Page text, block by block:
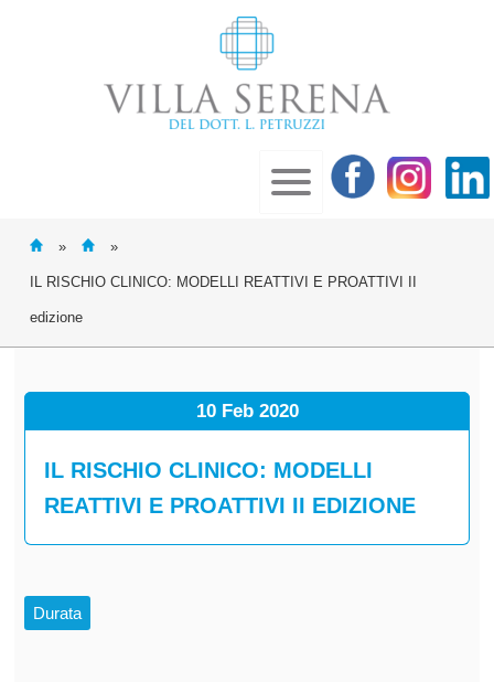
» »
IL RISCHIO CLINICO: MODELLI REATTIVI E PROATTIVI II
edizione
10 Feb 2020
IL RISCHIO CLINICO: MODELLI
REATTIVI E PROATTIVI II EDIZIONE
Durata